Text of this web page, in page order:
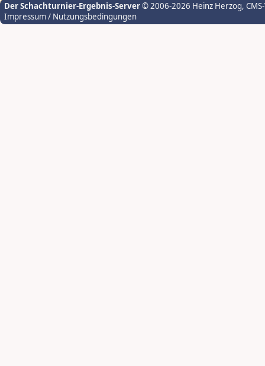
Der Schachturnier-Ergebnis-Server© 2006-2026 Heinz Herzog,
Impressum / Nutzungsbedingungen